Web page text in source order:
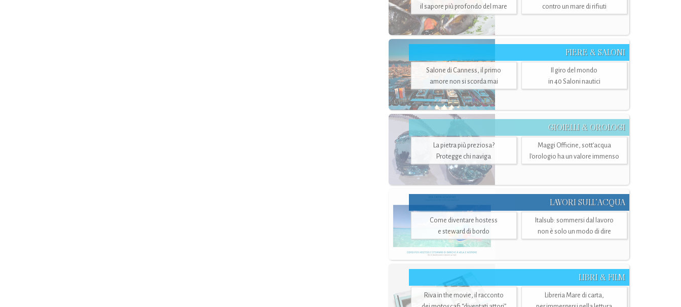
il sapore più profondo del mare
contro un mare di rifiuti
FIERE & SALONI
Salone di Canness, il primo
amore non si scorda mai
Il giro del mondo
in 40 Saloni nautici
GIOIELLI & OROLOGI
La pietra più preziosa?
Protegge chi naviga
Maggi Officine, sott’acqua
l'orologio ha un valore immenso
LAVORI SULL’ACQUA
Come diventare hostess
e steward di bordo
Italsub: sommersi dal lavoro
non è solo un modo di dire
LIBRI & FILM
Riva in the movie, il racconto
Libreria Mare di carta,